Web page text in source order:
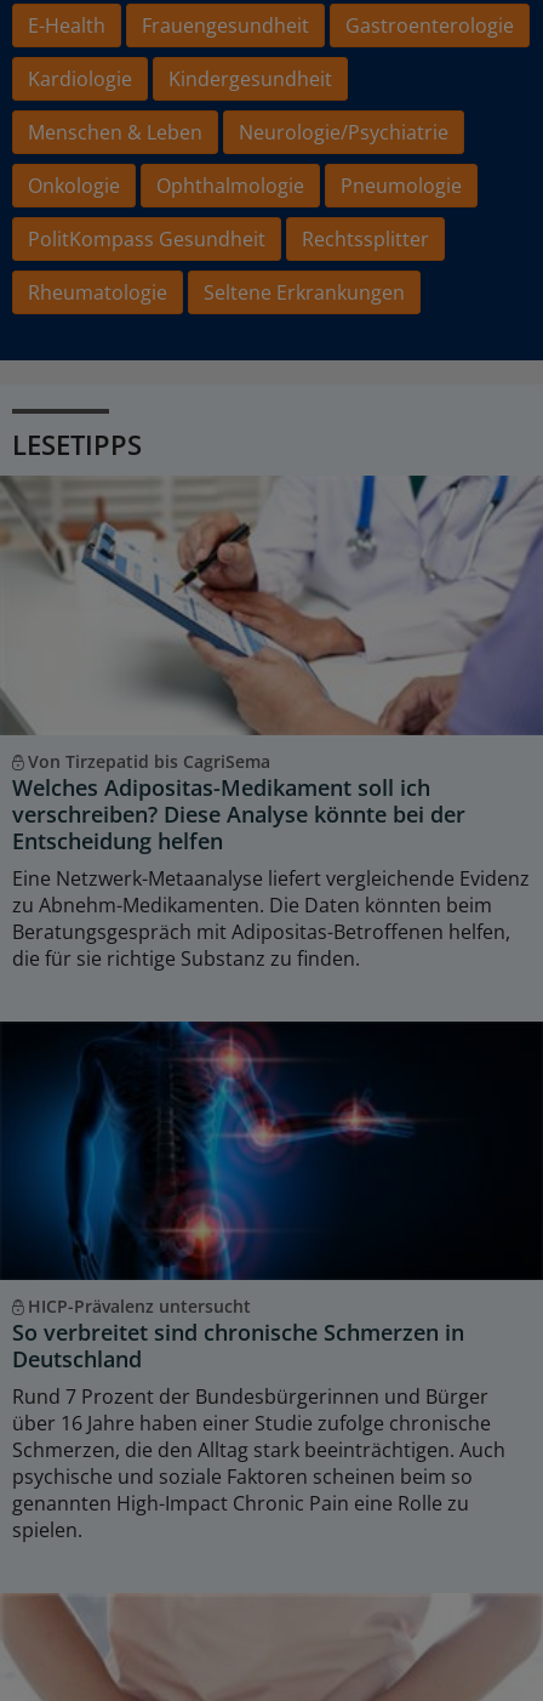
E-Health
Frauengesundheit
Gastroenterologie
Kardiologie
Kindergesundheit
Menschen & Leben
Neurologie/Psychiatrie
Onkologie
Ophthalmologie
Pneumologie
PolitKompass Gesundheit
Rechtssplitter
Rheumatologie
Seltene Erkrankungen
LESETIPPS
Von Tirzepatid bis CagriSema
Welches Adipositas-Medikament soll ich
verschreiben? Diese Analyse könnte bei der
Entscheidung helfen
Eine Netzwerk-Metaanalyse liefert vergleichende Evidenz
zu Abnehm-Medikamenten. Die Daten könnten beim
Beratungsgespräch mit Adipositas-Betroffenen helfen,
die für sie richtige Substanz zu finden.
HICP-Prävalenz untersucht
So verbreitet sind chronische Schmerzen in
Deutschland
Rund 7 Prozent der Bundesbürgerinnen und Bürger
über 16 Jahre haben einer Studie zufolge chronische
Schmerzen, die den Alltag stark beeinträchtigen. Auch
psychische und soziale Faktoren scheinen beim so
genannten High-Impact Chronic Pain eine Rolle zu
spielen.